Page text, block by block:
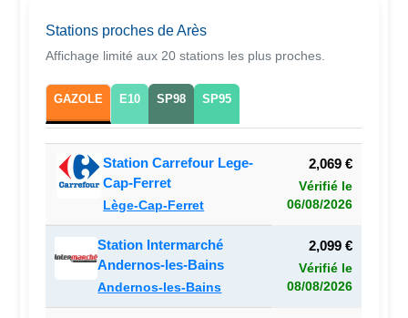
Stations proches de Arès
Affichage limité aux 20 stations les plus proches.
GAZOLE E10 SP98 SP95
Station Carrefour Lege-
Cap-Ferret
Lège-Cap-Ferret
2,069 €
Vérifié le
06/08/2026
Station Intermarché
Andernos-les-Bains
Andernos-les-Bains
2,099 €
Vérifié le
08/08/2026